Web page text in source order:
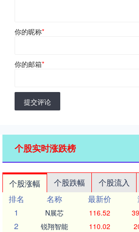
你的昵称*
你的邮箱*
提交评论
个股实时涨跌榜
个股涨幅 个股跌幅 个股流入
排名
名称 最新价
1
N展芯 116.52
2 锐翔智能 110.02